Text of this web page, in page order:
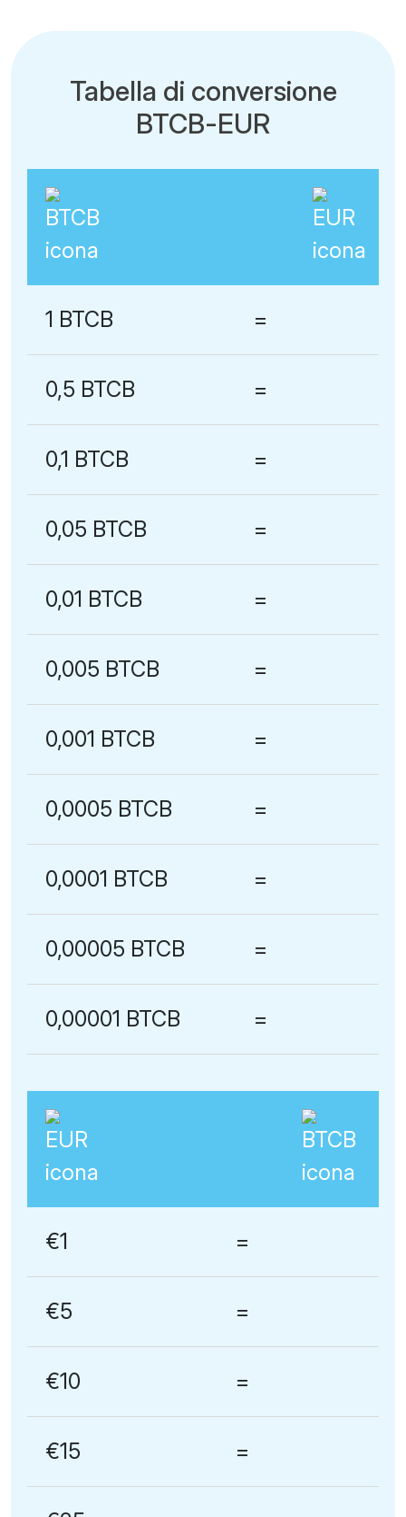
Tabella di conversione
BTCB-EUR
1 BTCB =
0,5 BTCB =
0,1 BTCB =
0,05 BTCB =
0,01 BTCB =
0,005 BTCB =
0,001 BTCB =
0,0005 BTCB =
0,0001 BTCB =
0,00005 BTCB =
0,00001 BTCB =
€1 =
€5 =
€10 =
€15 =